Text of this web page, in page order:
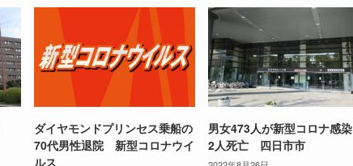
ダイヤモンドプリンセス乗船の
70代男性退院 新型コロナウイ
ルス
男女473人が新型コロナ
2人死亡 四日市市